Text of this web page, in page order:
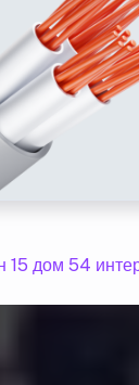
15 дом 54